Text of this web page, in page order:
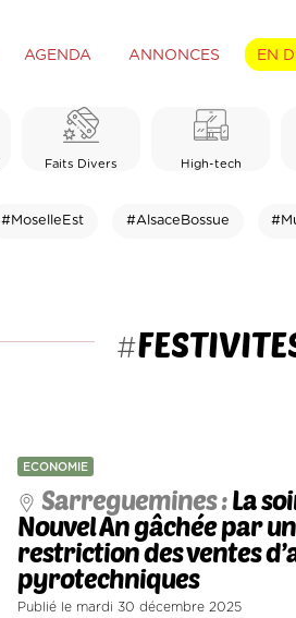
AGENDA ANNONCES EN
Faits Divers High-tech
#MoselleEst #AlsaceBossue
#
ECONOMIE
Sarreguemines :La
Nouvel An gâchée par
restriction des ventes
pyrotechniques
Publié le mardi 30 décembre 2025